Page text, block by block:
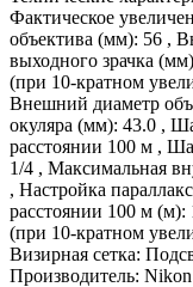
Фактическое
объектива (мм): 56 ,
выходного зрачка
(при 10-кратном
Внешний диаметр
окуляра (мм): 43.0 ,
расстоянии 100 м ,
1/4 , Максимальная
, Настройка
расстоянии 100 м
(при 10-кратном
Визирная сетка:
Производитель: